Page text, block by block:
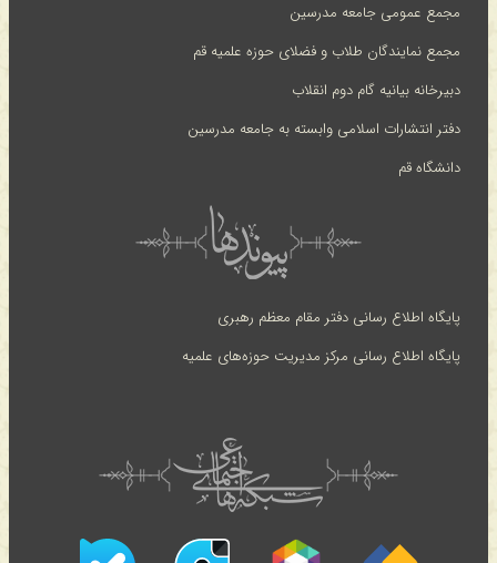
مجمع عمومی جامعه مدرسین
مجمع نمایندگان طلاب و فضلای حوزه علمیه قم
دبیرخانه بیانیه گام دوم انقلاب
دفتر انتشارات اسلامی وابسته به جامعه مدرسین
دانشگاه قم
پایگاه اطلاع رسانی دفتر مقام معظم رهبری
پایگاه اطلاع رسانی مرکز مدیریت حوزه‌های علمیه